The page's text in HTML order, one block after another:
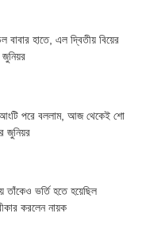
বাবার হাতে, এল দ্বিতীয় বিয়ের
আংটি পরে বললাম, আজ থেকেই শো
জুনিয়র
তাঁকেও ভর্তি হতে হয়েছিল
করলেন নায়ক